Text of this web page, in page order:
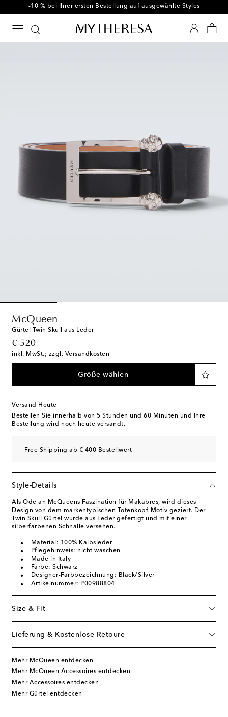
-10 % bei Ihrer ersten Bestellung auf ausgewählte Styles
McQueen
Gürtel Twin Skull aus Leder
€ 520
original price
inkl. MwSt.; zzgl. Versandkosten
Größe wählen
Versand Heute
Bestellen Sie innerhalb von 5 Stunden und 60 Minuten und Ihre
Bestellung wird noch heute versandt.
Free Shipping ab € 400 Bestellwert
Style-Details
Als Ode an McQueens Faszination für Makabres, wird dieses
Design von dem markentypischen Totenkopf-Motiv geziert. Der
Twin Skull Gürtel wurde aus Leder gefertigt und mit einer
silberfarbenen Schnalle versehen.
Material: 100% Kalbsleder
Pflegehinweis: nicht waschen
Made in Italy
Farbe: Schwarz
Designer-Farbbezeichnung: Black/Silver
Artikelnummer: P00988804
Size & Fit
Lieferung & Kostenlose Retoure
Mehr McQueen entdecken
Mehr McQueen Accessoires entdecken
Mehr Accessoires entdecken
Mehr Gürtel entdecken